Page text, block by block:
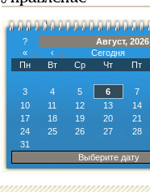
?
Август, 2026
«
‹ Сегодня
Пн
Вт Ср Чт Пт
3
4 5 6 7
10
11 12 13 14
17
18 19 20 21
24
25 26 27 28
31
Выберите дату